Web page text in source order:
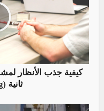
ثانية (Pitching)